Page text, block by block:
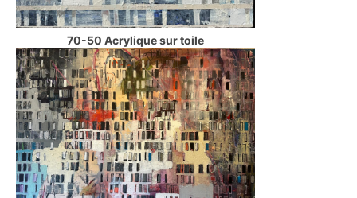
70-50 Acrylique sur toile